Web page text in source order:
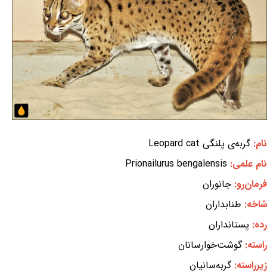
نام:گربه‌ی پلنگی Leopard cat
نام علمی: Prionailurus bengalensis
فرمان‌رو: جانوران
شاخه: طنابداران
رده: پستانداران
راسته:گوشت‌خوارسانان
زیرراسته:گربه‌سانیان